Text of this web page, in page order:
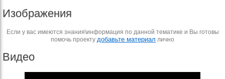
Изображения
Если у вас имеются знания\информация по данной тематике и Вы готовы
помочь проекту добавьте материал лично
Видео